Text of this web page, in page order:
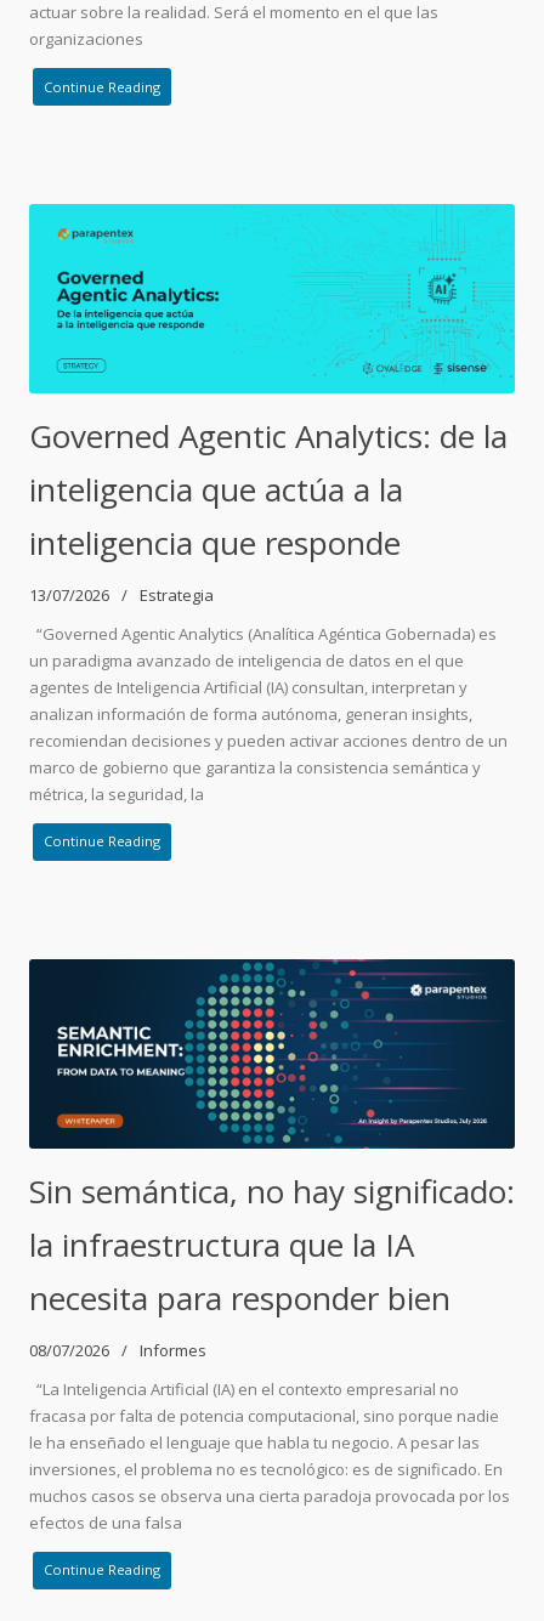
actuar sobre la realidad. Será el momento en el que las
organizaciones
Continue Reading
Governed Agentic Analytics: de la
inteligencia que actúa a la
inteligencia que responde
13/07/2026
Estrategia
“Governed Agentic Analytics (Analítica Agéntica Gobernada) es
un paradigma avanzado de inteligencia de datos en el que
agentes de Inteligencia Artificial (IA) consultan, interpretan y
analizan información de forma autónoma, generan insights,
recomiendan decisiones y pueden activar acciones dentro de un
marco de gobierno que garantiza la consistencia semántica y
métrica, la seguridad, la
Continue Reading
Sin semántica, no hay significado:
la infraestructura que la IA
necesita para responder bien
08/07/2026
Informes
“La Inteligencia Artificial (IA) en el contexto empresarial no
fracasa por falta de potencia computacional, sino porque nadie
le ha enseñado el lenguaje que habla tu negocio. A pesar las
inversiones, el problema no es tecnológico: es de significado. En
muchos casos se observa una cierta paradoja provocada por los
efectos de una falsa
Continue Reading